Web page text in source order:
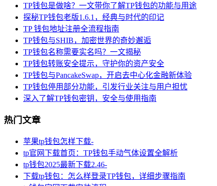
TP钱包是做啥？一文带你了解TP钱包的功能与用途
探秘TP钱包老版1.6.1，经典与时代的印记
TP 钱包地址注册全流程指南
TP钱包与SHIB，加密世界的奇妙邂逅
TP钱包名称需要实名吗？一文揭秘
TP钱包转账安全提示，守护你的资产安全
TP钱包与PancakeSwap，开启去中心化金融新体验
TP钱包停用部分功能，引发行业关注与用户担忧
深入了解TP钱包密钥，安全与使用指南
热门文章
苹果tp钱包怎样下载-
tp官网下载首页：TP钱包手动气体设置全解析
tp钱包2025最新下载2.46-
下载tp钱包：怎么样登录TP钱包，详细步骤指南